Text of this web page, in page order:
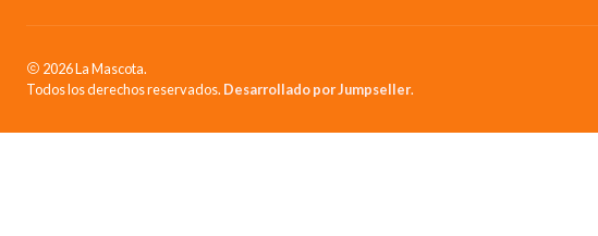
2026 La Mascota.
Todos los derechos reservados. Desarrollado por Jumpseller.